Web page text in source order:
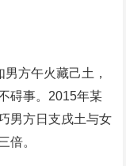
方午火藏己土，
碍事。2015年某
男方日支戌土与女
倍。